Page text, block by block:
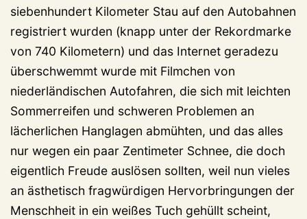
siebenhundert Kilometer Stau auf den Autobahnen
registriert wurden (knapp unter der Rekordmarke
von 740 Kilometern) und das Internet geradezu
überschwemmt wurde mit Filmchen von
niederländischen Autofahren, die sich mit leichten
Sommerreifen und schweren Problemen an
lächerlichen Hanglagen abmühten, und das alles
nur wegen ein paar Zentimeter Schnee, die doch
eigentlich Freude auslösen sollten, weil nun vieles
an ästhetisch fragwürdigen Hervorbringungen der
Menschheit in ein weißes Tuch gehüllt scheint,